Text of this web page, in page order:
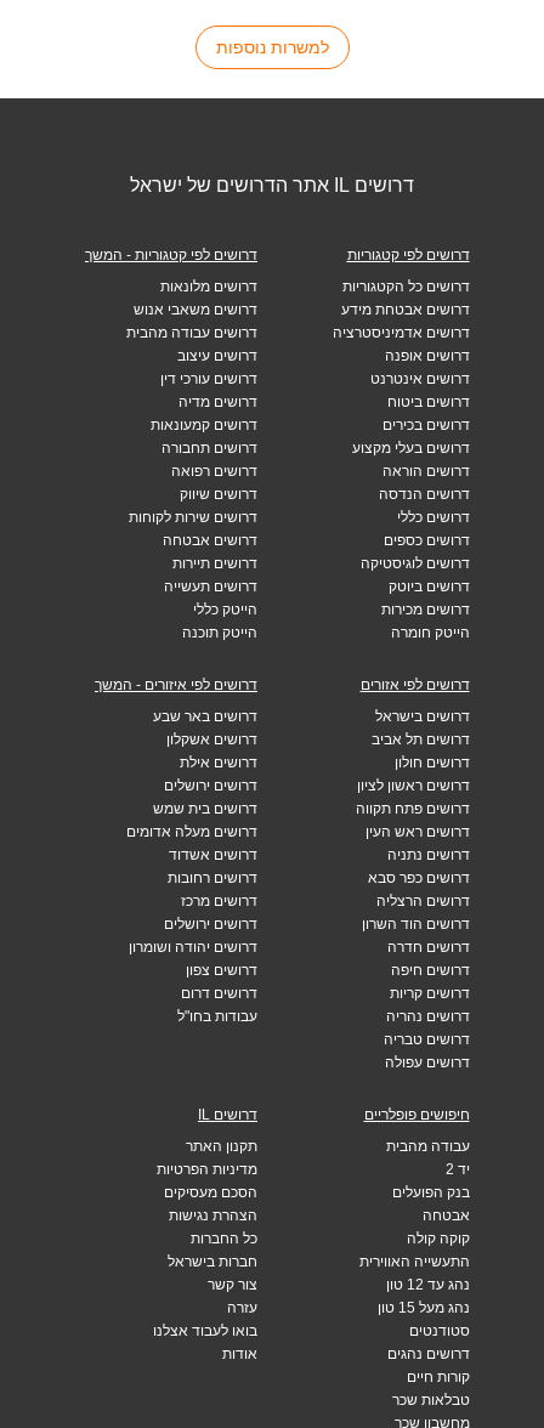
למשרות נוספות
דרושים IL אתר הדרושים של ישראל
דרושים לפי קטגוריות
דרושים כל הקטגוריות
דרושים אבטחת מידע
דרושים אדמיניסטרציה
דרושים אופנה
דרושים אינטרנט
דרושים ביטוח
דרושים בכירים
דרושים בעלי מקצוע
דרושים הוראה
דרושים הנדסה
דרושים כללי
דרושים כספים
דרושים לוגיסטיקה
דרושים ביוטק
דרושים מכירות
הייטק חומרה
דרושים לפי קטגוריות - המשך
דרושים מלונאות
דרושים משאבי אנוש
דרושים עבודה מהבית
דרושים עיצוב
דרושים עורכי דין
דרושים מדיה
דרושים קמעונאות
דרושים תחבורה
דרושים רפואה
דרושים שיווק
דרושים שירות לקוחות
דרושים אבטחה
דרושים תיירות
דרושים תעשייה
הייטק כללי
הייטק תוכנה
דרושים לפי אזורים
דרושים בישראל
דרושים תל אביב
דרושים חולון
דרושים ראשון לציון
דרושים פתח תקווה
דרושים ראש העין
דרושים נתניה
דרושים כפר סבא
דרושים הרצליה
דרושים הוד השרון
דרושים חדרה
דרושים חיפה
דרושים קריות
דרושים נהריה
דרושים טבריה
דרושים עפולה
דרושים לפי איזורים - המשך
דרושים באר שבע
דרושים אשקלון
דרושים אילת
דרושים ירושלים
דרושים בית שמש
דרושים מעלה אדומים
דרושים אשדוד
דרושים רחובות
דרושים מרכז
דרושים ירושלים
דרושים יהודה ושומרון
דרושים צפון
דרושים דרום
עבודות בחו"ל
חיפושים פופלריים
עבודה מהבית
יד 2
בנק הפועלים
אבטחה
קוקה קולה
התעשייה האווירית
נהג עד 12 טון
נהג מעל 15 טון
סטודנטים
דרושים נהגים
קורות חיים
טבלאות שכר
מחשבון שכר
דרושים IL
תקנון האתר
מדיניות הפרטיות
הסכם מעסיקים
הצהרת נגישות
כל החברות
חברות בישראל
צור קשר
עזרה
בואו לעבוד אצלנו
אודות